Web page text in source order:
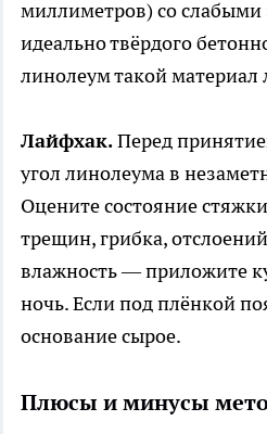
миллиметров) со слабыми
идеально твёрдого
линолеум такой материал
Лайфхак.Перед
угол линолеума в
Оцените состояние
трещин, грибка,
влажность — приложите
ночь. Если под плёнкой
основание сырое.
Плюсы и минусы